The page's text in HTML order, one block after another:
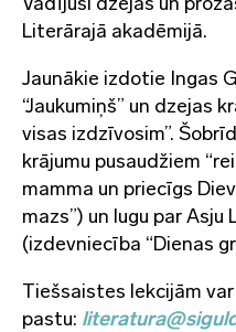
Literārajā akadēmijā.
Jaunākie izdotie Ingas
“Jaukumiņš” un dzejas
visas izdzīvosim”.
krājumu pusaudžiem
mamma un priecīgs
mazs”) un lugu par Asju
(izdevniecība “Dienas
Tiešsaistes lekcijām
pastu: